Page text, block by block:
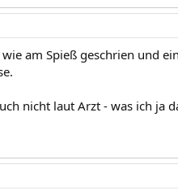
am Spieß geschrien und
nicht laut Arzt - was ich ja